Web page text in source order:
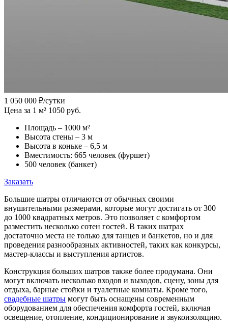
1 050 000 ₽/сутки
Цена за 1 м² 1050 руб.
Площадь – 1000 м²
Высота стены – 3 м
Высота в коньке – 6,5 м
Вместимость: 665 человек (фуршет)
500 человек (банкет)
Заказать
Большие шатры отличаются от обычных своими
внушительными размерами, которые могут достигать от 300
до 1000 квадратных метров. Это позволяет с комфортом
разместить несколько сотен гостей. В таких шатрах
достаточно места не только для танцев и банкетов, но и для
проведения разнообразных активностей, таких как конкурсы,
мастер-классы и выступления артистов.
Конструкция больших шатров также более продумана. Они
могут включать несколько входов и выходов, сцену, зоны для
отдыха, барные стойки и туалетные комнаты. Кроме того,
свадебные шатры могут быть оснащены современным
оборудованием для обеспечения комфорта гостей, включая
освещение, отопление, кондиционирование и звукоизоляцию.